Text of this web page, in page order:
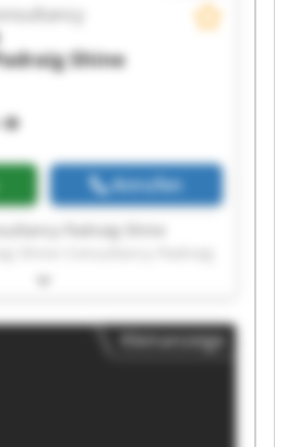
Shine
Anrufen
Padraig Shine
Shine Consultancy
Shine Consultancy Padraig
Padraig Shine Consultancy
Kleinanzeige